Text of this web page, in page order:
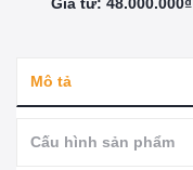
Mô tả
Cấu hình sản phẩm